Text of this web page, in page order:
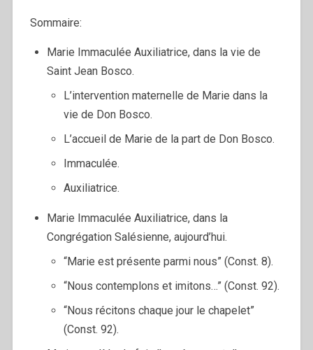
Sommaire:
Marie Immaculée Auxiliatrice, dans la vie de
Saint Jean Bosco.
L’intervention maternelle de Marie dans la
vie de Don Bosco.
L’accueil de Marie de la part de Don Bosco.
Immaculée.
Auxiliatrice.
Marie Immaculée Auxiliatrice, dans la
Congrégation Salésienne, aujourd’hui.
“Marie est présente parmi nous” (Const. 8).
“Nous contemplons et imitons…” (Const. 92).
“Nous récitons chaque jour le chapelet”
(Const. 92).